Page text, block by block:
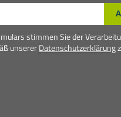
stimmen Sie der
unsererDatenschutzerklärung